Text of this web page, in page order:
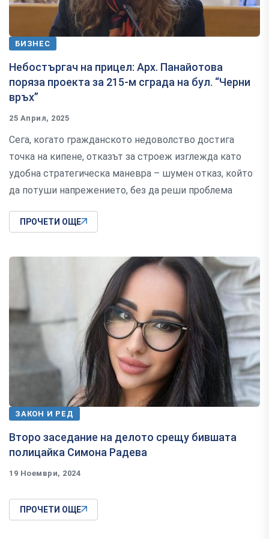
БИЗНЕС
Небостъргач на прицел: Арх. Панайотова
поряза проекта за 215-м сграда на бул. “Черни
връх”
25 Април, 2025
Сега, когато гражданското недоволство достига
точка на кипене, отказът за строеж изглежда като
удобна стратегическа маневра – шумен отказ, който
да потуши напрежението, без да реши проблема
ПРОЧЕТИ ОЩЕ
ЗАКОН И РЕД
Второ заседание на делото срещу бившата
полицайка Симона Радева
19 Ноември, 2024
ПРОЧЕТИ ОЩЕ